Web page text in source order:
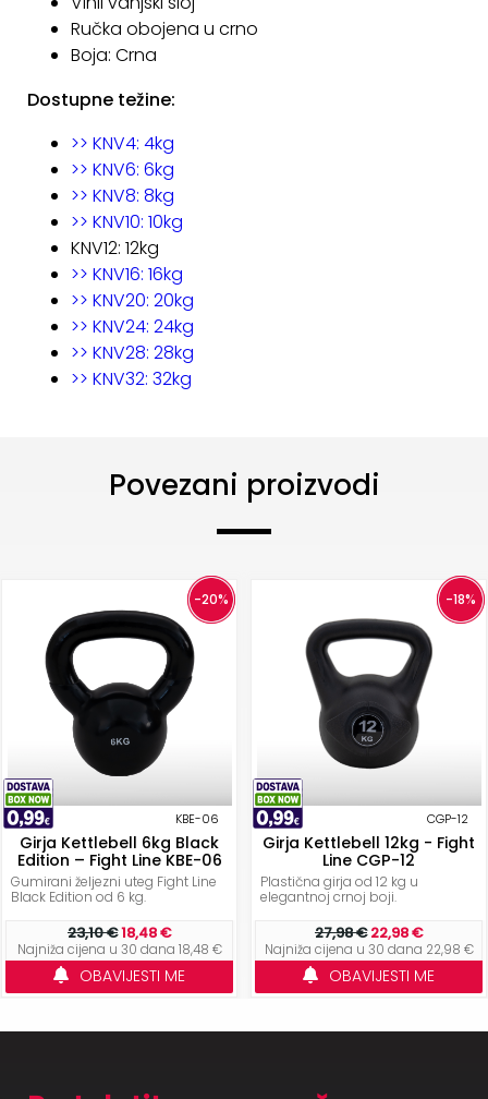
Ručka obojena u crno
Boja: Crna
Dostupne težine:
>> KNV4: 4kg
>> KNV6: 6kg
>> KNV8: 8kg
>> KNV10: 10kg
KNV12: 12kg
>> KNV16: 16kg
>> KNV20: 20kg
>> KNV24: 24kg
>> KNV28: 28kg
>> KNV32: 32kg
Povezani proizvodi
-20%
KBE-06
Girja Kettlebell 6kg Black
Edition – Fight Line KBE-06
Gumirani željezni uteg Fight Line
Black Edition od 6 kg.
23,10 €18,48 €
Najniža cijena u 30 dana 18,48 €
OBAVIJESTI ME
-18%
CGP-12
Girja Kettlebell 12kg - Fight
Line CGP-12
Plastična girja od 12 kg u
elegantnoj crnoj boji.
27,98 €22,98 €
Najniža cijena u 30 dana 22,98 €
OBAVIJESTI ME